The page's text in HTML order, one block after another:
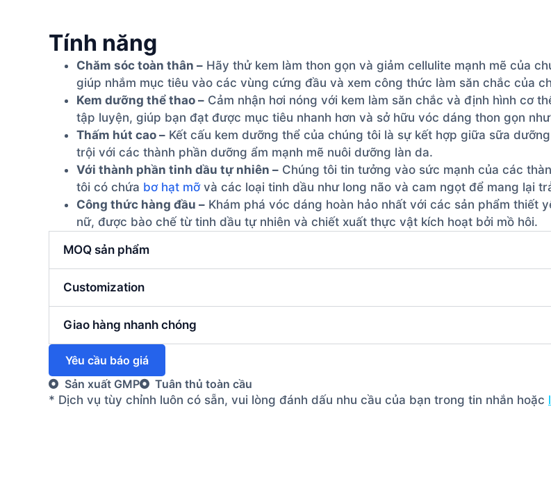
Tính năng
Chăm sóc toàn thân – Hãy thử kem làm thon gọn và giảm cellulite mạnh mẽ của
giúp nhắm mục tiêu vào các vùng cứng đầu và xem công thức làm săn chắc của
Kem dưỡng thể thao – Cảm nhận hơi nóng với kem làm săn chắc và định hình cơ
tập luyện, giúp bạn đạt được mục tiêu nhanh hơn và sở hữu vóc dáng thon gọn
Thấm hút cao – Kết cấu kem dưỡng thể của chúng tôi là sự kết hợp giữa sữa
trội với các thành phần dưỡng ẩm mạnh mẽ nuôi dưỡng làn da.
Với thành phần tinh dầu tự nhiên – Chúng tôi tin tưởng vào sức mạnh của các
tôi có chứa bơ hạt mỡvà các loại tinh dầu như long não và cam ngọt để mang lại
Công thức hàng đầu – Khám phá vóc dáng hoàn hảo nhất với các sản phẩm thiết
nữ, được bào chế từ tinh dầu tự nhiên và chiết xuất thực vật kích hoạt bởi mồ hôi.
MOQ sản phẩm
Customization
Giao hàng nhanh chóng
Yêu cầu báo giá
Sản xuất GMP
Tuân thủ toàn cầu
* Dịch vụ tùy chỉnh luôn có sẵn, vui lòng đánh dấu nhu cầu của bạn trong tin nhắn hoặc